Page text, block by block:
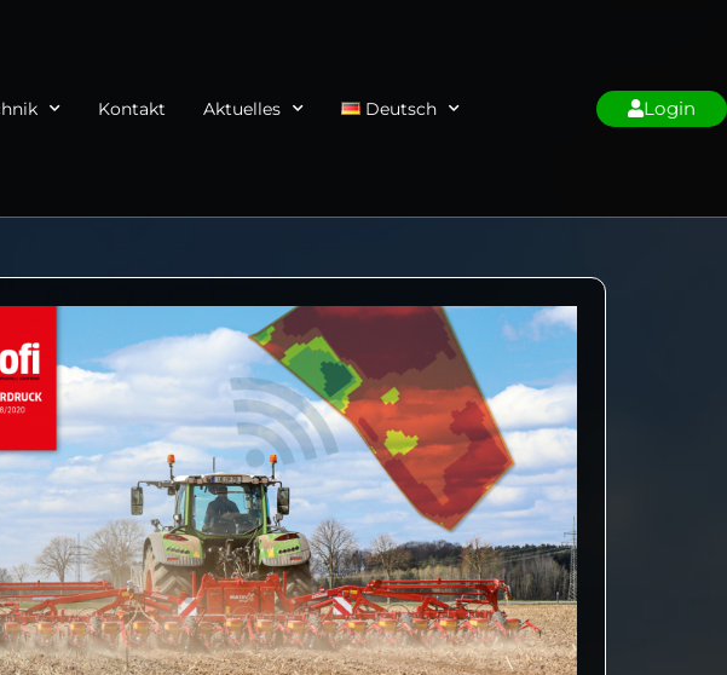
Kontakt Aktuelles Deutsch Login